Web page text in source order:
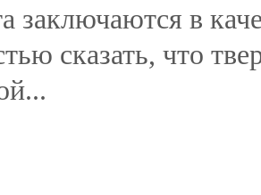
заключаются в
сказать, что